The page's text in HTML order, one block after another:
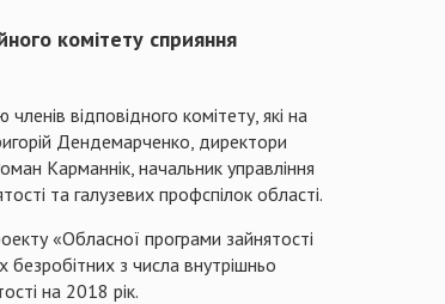
комітету сприяння
відповідного комітету, які на
Дендемарченко, директори
Карманнік, начальник управління
та галузевих профспілок області.
«Обласної програми зайнятості
з числа внутрішньо
на 2018 рік.